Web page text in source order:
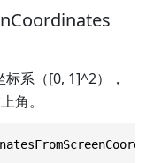
系（[0, 1]^2），
角。